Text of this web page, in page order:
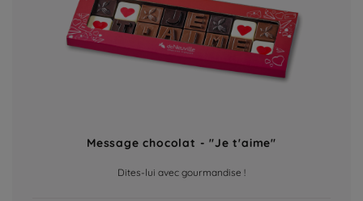
Message chocolat - "Je t'aime"
Dites-lui avec gourmandise !